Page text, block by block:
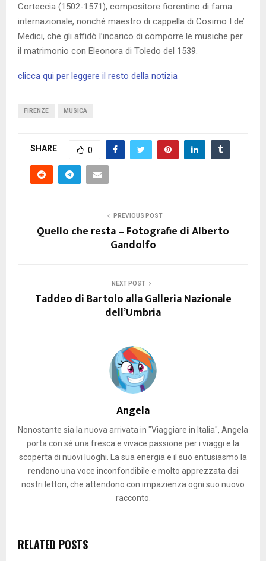
Corteccia (1502-1571), compositore fiorentino di fama
internazionale, nonché maestro di cappella di Cosimo I de’
Medici, che gli affidò l’incarico di comporre le musiche per
il matrimonio con Eleonora di Toledo del 1539.
clicca qui per leggere il resto della notizia
FIRENZE MUSICA
SHARE 0
PREVIOUS POST
Quello che resta – Fotografie di Alberto
Gandolfo
NEXT POST
Taddeo di Bartolo alla Galleria Nazionale
dell’Umbria
Angela
Nonostante sia la nuova arrivata in "Viaggiare in Italia", Angela
porta con sé una fresca e vivace passione per i viaggi e la
scoperta di nuovi luoghi. La sua energia e il suo entusiasmo la
rendono una voce inconfondibile e molto apprezzata dai
nostri lettori, che attendono con impazienza ogni suo nuovo
racconto.
RELATED POSTS